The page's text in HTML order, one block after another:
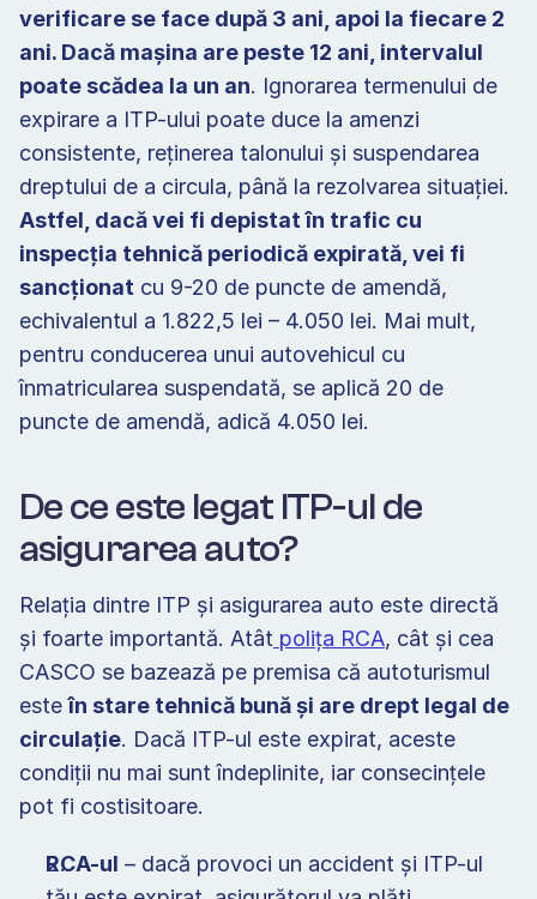
verificare se face după 3 ani, apoi la fiecare 2
ani. Dacă mașina are peste 12 ani, intervalul
poate scădea la un an. Ignorarea termenului de
expirare a ITP-ului poate duce la amenzi
consistente, reținerea talonului și suspendarea
Astfel, dacă vei fi depistat în trafic cu
inspecția tehnică periodică expirată, vei fi
sancționat cu 9-20 de puncte de amendă,
echivalentul a 1.822,5 lei – 4.050 lei. Mai mult,
pentru conducerea unui autovehicul cu
înmatricularea suspendată, se aplică 20 de
puncte de amendă, adică 4.050 lei.
De ce este legat ITP-ul de
asigurarea auto?
Relația dintre ITP și asigurarea auto este directă
și foarte importantă. Atât polița RCA, cât și cea
CASCO se bazează pe premisa că autoturismul
este în stare tehnică bună și are drept legal de
circulație. Dacă ITP-ul este expirat, aceste
condiții nu mai sunt îndeplinite, iar consecințele
pot fi costisitoare.
RCA-ul – dacă provoci un accident și ITP-ul